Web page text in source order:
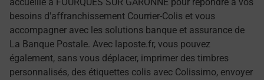
besoins d'affranchissement Courrier-Colis et vous
accompagner avec les solutions banque et assurance de
La Banque Postale. Avec laposte.fr, vous pouvez
également, sans vous déplacer, imprimer des timbres
personnalisés, des étiquettes colis avec Colissimo, envoyer